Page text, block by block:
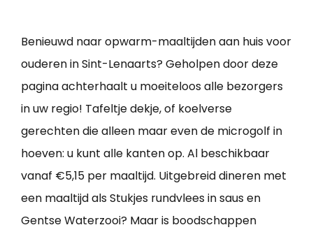
Benieuwd naar opwarm-maaltijden aan huis voor
ouderen in Sint-Lenaarts? Geholpen door deze
pagina achterhaalt u moeiteloos alle bezorgers
in uw regio! Tafeltje dekje, of koelverse
gerechten die alleen maar even de microgolf in
hoeven: u kunt alle kanten op. Al beschikbaar
vanaf €5,15 per maaltijd. Uitgebreid dineren met
een maaltijd als Stukjes rundvlees in saus en
Gentse Waterzooi? Maar is boodschappen